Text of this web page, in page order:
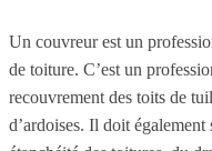
Un couvreur est un
de toiture. C’est un
recouvrement des toits de
d’ardoises. Il doit également